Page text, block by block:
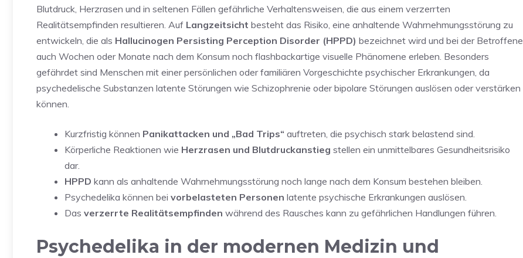
Blutdruck, Herzrasen und in seltenen Fällen gefährliche Verhaltensweisen, die aus einem verzerrten
Realitätsempfinden resultieren. Auf Langzeitsicht besteht das Risiko, eine anhaltende Wahrnehmungsstörung zu
entwickeln, die als Hallucinogen Persisting Perception Disorder (HPPD) bezeichnet wird und bei der Betroffene
auch Wochen oder Monate nach dem Konsum noch flashbackartige visuelle Phänomene erleben. Besonders
gefährdet sind Menschen mit einer persönlichen oder familiären Vorgeschichte psychischer Erkrankungen, da
psychedelische Substanzen latente Störungen wie Schizophrenie oder bipolare Störungen auslösen oder verstärken
können.
Kurzfristig können Panikattacken und „Bad Trips“ auftreten, die psychisch stark belastend sind.
Körperliche Reaktionen wie Herzrasen und Blutdruckanstieg stellen ein unmittelbares Gesundheitsrisiko
dar.
HPPD kann als anhaltende Wahrnehmungsstörung noch lange nach dem Konsum bestehen bleiben.
Psychedelika können bei vorbelasteten Personen latente psychische Erkrankungen auslösen.
Das verzerrte Realitätsempfinden während des Rausches kann zu gefährlichen Handlungen führen.
Psychedelika in der modernen Medizin und